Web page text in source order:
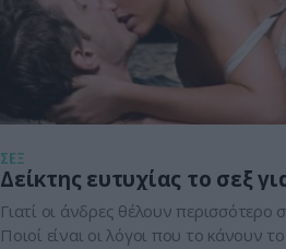
ΣΕΞ
Δείκτης ευτυχίας το σεξ
Γιατί οι άνδρες θέλουν περισσότερο
Ποιοί είναι οι λόγοι που το κάνουν